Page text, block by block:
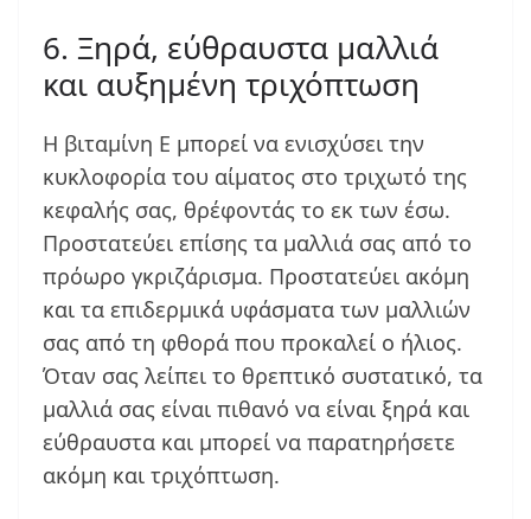
6. Ξηρά, εύθραυστα μαλλιά
και αυξημένη τριχόπτωση
Η βιταμίνη Ε μπορεί να ενισχύσει την
κυκλοφορία του αίματος στο τριχωτό της
κεφαλής σας, θρέφοντάς το εκ των έσω.
Προστατεύει επίσης τα μαλλιά σας από το
πρόωρο γκριζάρισμα. Προστατεύει ακόμη
και τα επιδερμικά υφάσματα των μαλλιών
σας από τη φθορά που προκαλεί ο ήλιος.
Όταν σας λείπει το θρεπτικό συστατικό, τα
μαλλιά σας είναι πιθανό να είναι ξηρά και
εύθραυστα και μπορεί να παρατηρήσετε
ακόμη και τριχόπτωση.